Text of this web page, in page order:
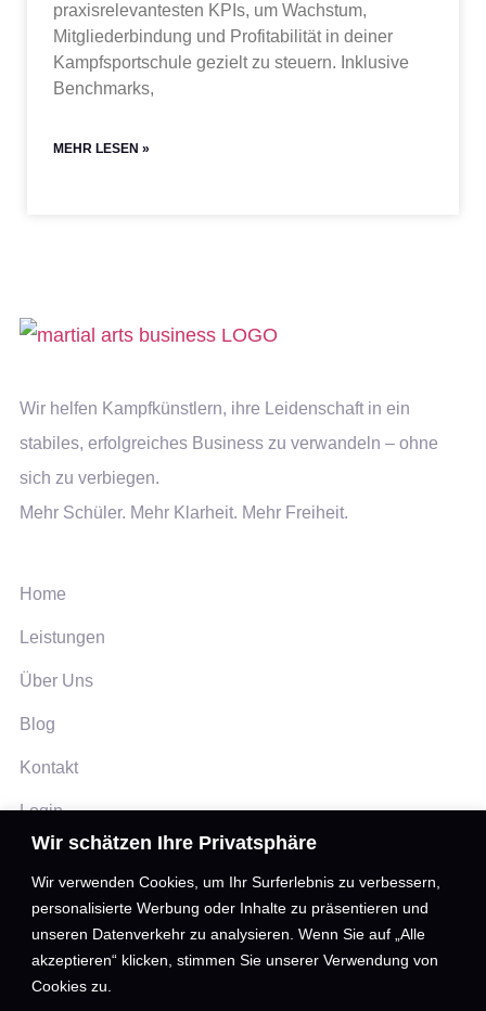
Wir schätzen Ihre Privatsphäre
Wir verwenden Cookies, um Ihr Surferlebnis zu verbessern,
personalisierte Werbung oder Inhalte zu präsentieren und
unseren Datenverkehr zu analysieren. Wenn Sie auf „Alle
akzeptieren“ klicken, stimmen Sie unserer Verwendung von
Cookies zu.
praxisrelevantesten KPIs, um Wachstum,
Mitgliederbindung und Profitabilität in deiner
Kampfsportschule gezielt zu steuern. Inklusive
Benchmarks,
MEHR LESEN »
Wir helfen Kampfkünstlern, ihre Leidenschaft in ein
stabiles, erfolgreiches Business zu verwandeln – ohne
sich zu verbiegen.
Mehr Schüler. Mehr Klarheit. Mehr Freiheit.
Home
Leistungen
Über Uns
Blog
Kontakt
Login
kontakt@martial-arts-business.com
martialartsbusiness.nico
martial_arts_business